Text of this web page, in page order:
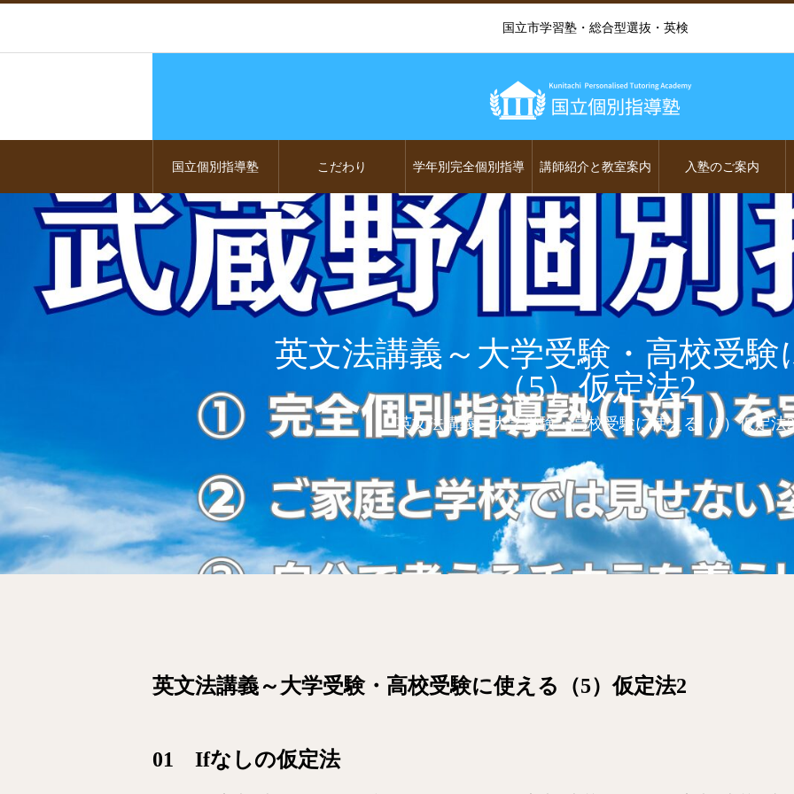
国立市学習塾・総合型選抜・英検
国立個別指導塾 こだわり 学年別完全個別指導 講師紹介と教室案内 入塾のご案内
英文法講義～大学受験・高校受験
（5）仮定法2
英文法講義～大学受験・高校受験に使える（5）仮定法2
英文法講義～大学受験・高校受験に使える（5）仮定法2
01 Ifなしの仮定法